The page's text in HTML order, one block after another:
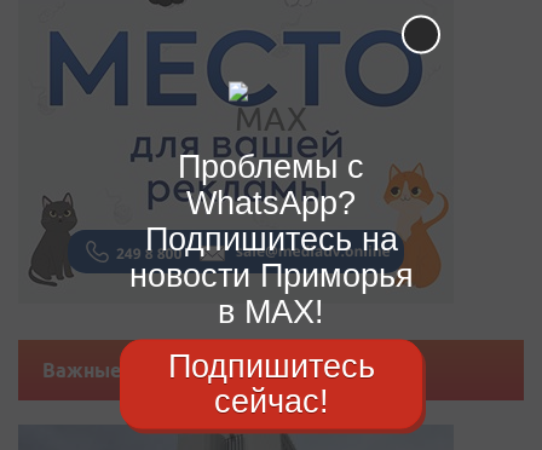
Важные новости
Проблемы с
WhatsApp?
Подпишитесь на
новости Приморья
в MAX!
Подпишитесь
сейчас!